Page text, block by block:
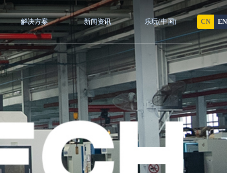
解决方案 新闻资讯 乐玩(中国) CN EN